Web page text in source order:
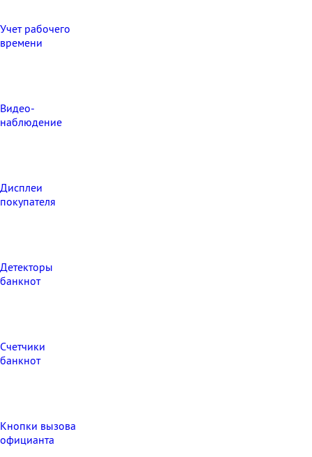
Учет рабочего
времени
Видео‑
наблюдение
Дисплеи
покупателя
Детекторы
банкнот
Счетчики
банкнот
Кнопки вызова
официанта